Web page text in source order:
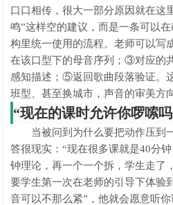
口口相传，很大一部分原因就在这
鸣”这样空的建议，而是一条可以
构里统一使用的流程。老师可以
在该口型下的母音序列；③对应的
感知描述；⑤返回歌曲段落验证。
班型、甚至换城市，声音的审美方
“现在的课时允许你啰嗦
当被问到为什么要把动作压到
答很现实：“现在很多课就是40分
钟理论，再一个一个拆，学生走了
要学生第一次在老师的引导下体验
音可以不那么紧”，他就会愿意听